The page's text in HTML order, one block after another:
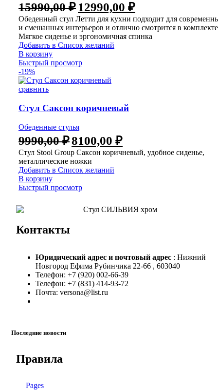
15990,00₽ 12990,00 ₽
Обеденный стул Летти для кухни подходит для
и смешанных интерьеров и отлично смотрится в
Мягкое сиденье и эргономичная спинка
Добавить в Список желаний
В корзину
Быстрый просмотр
-19%
сравнить
Стул Саксон коричневый
Обеденные стулья
9990,00₽8100,00 ₽
Стул Stool Group Саксон коричневый, удобное сиденье,
металлические ножки
Добавить в Список желаний
В корзину
Быстрый просмотр
Контакты
Юридический адрес и почтовый адрес : Нижний
Новгород Ефима Рубинчика 22-66 , 603040
Телефон: +7 (920) 002-66-39
Телефон: +7 (831) 414-93-72
Почта: versona@list.ru
Последние новости
Правила
Pages